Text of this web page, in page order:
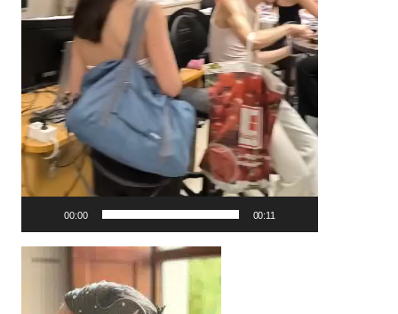
00:00 00:11